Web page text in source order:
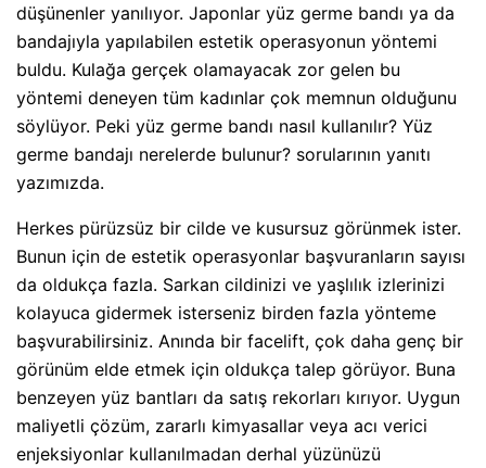
düşünenler yanılıyor. Japonlar yüz germe bandı ya da
bandajıyla yapılabilen estetik operasyonun yöntemi
buldu. Kulağa gerçek olamayacak zor gelen bu
yöntemi deneyen tüm kadınlar çok memnun olduğunu
söylüyor. Peki yüz germe bandı nasıl kullanılır? Yüz
germe bandajı nerelerde bulunur? sorularının yanıtı
yazımızda.
Herkes pürüzsüz bir cilde ve kusursuz görünmek ister.
Bunun için de estetik operasyonlar başvuranların sayısı
da oldukça fazla. Sarkan cildinizi ve yaşlılık izlerinizi
kolayuca gidermek isterseniz birden fazla yönteme
başvurabilirsiniz. Anında bir facelift, çok daha genç bir
görünüm elde etmek için oldukça talep görüyor. Buna
benzeyen yüz bantları da satış rekorları kırıyor. Uygun
maliyetli çözüm, zararlı kimyasallar veya acı verici
enjeksiyonlar kullanılmadan derhal yüzünüzü